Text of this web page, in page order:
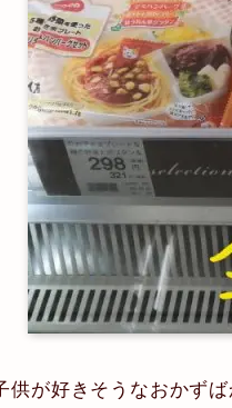
供が好きそうなおかず